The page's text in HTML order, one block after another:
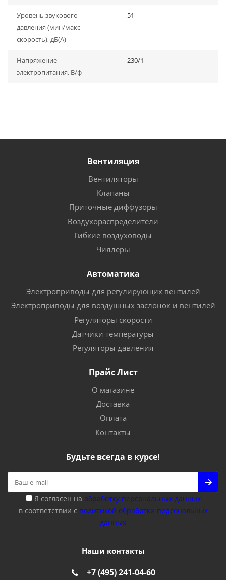
Уровень звукового
давления (мин/макс
скорость), дБ(A)
51
Напряжение
электропитания, В/ф
230/1
Вентиляция
Вентиляторы
Клапаны
Приточные диффузоры
Воздухораспределители
Гибкие воздуховоды
Чиллеры
Автоматика
Электроприводы для регулирующих вентилей
Электроприводы для воздушных заслонок и вентилей
Регуляторы скорости
Датчики температуры
Регуляторы давления
Прайс Лист
О магазине
Доставка
Оплата
Контакты
Будьте всегда в курсе!
Я согласен на обработку персональных данных
в соответствии с политикой обработки персональных
данных
Наши контакты
+7 (495) 241-04-60